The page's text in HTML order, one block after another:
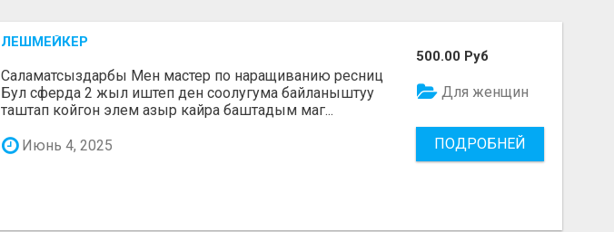
ЛЕШМЕЙКЕР
Саламатсыздарбы Мен мастер по наращиванию ресниц
Бул сферда 2 жыл иштеп ден соолугума байланыштуу
таштап койгон элем азыр кайра баштадым маг...
Июнь 4, 2025
500.00 Руб
Для женщин
ПОДРОБНЕЙ